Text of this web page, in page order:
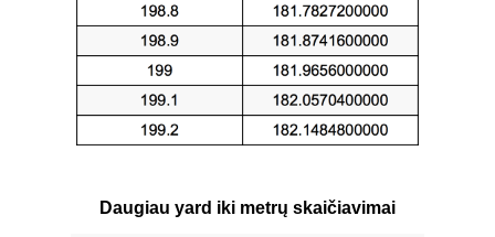
Daugiau yard iki metrų skaičiavimai